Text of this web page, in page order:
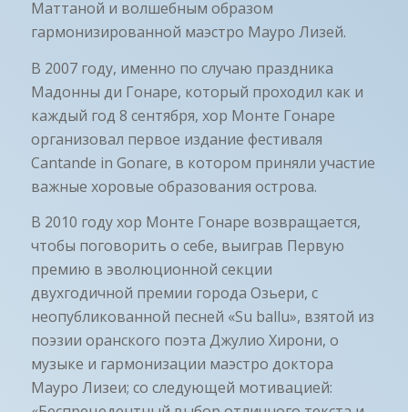
Маттаной и волшебным образом
гармонизированной маэстро Мауро Лизей.
В 2007 году, именно по случаю праздника
Мадонны ди Гонаре, который проходил как и
каждый год 8 сентября, хор Монте Гонаре
организовал первое издание фестиваля
Cantande in Gonare, в котором приняли участие
важные хоровые образования острова.
В 2010 году хор Монте Гонаре возвращается,
чтобы поговорить о себе, выиграв Первую
премию в эволюционной секции
двухгодичной премии города Озьери, с
неопубликованной песней «Su ballu», взятой из
поэзии оранского поэта Джулио Хирони, о
музыке и гармонизации маэстро доктора
Мауро Лизеи; со следующей мотивацией: